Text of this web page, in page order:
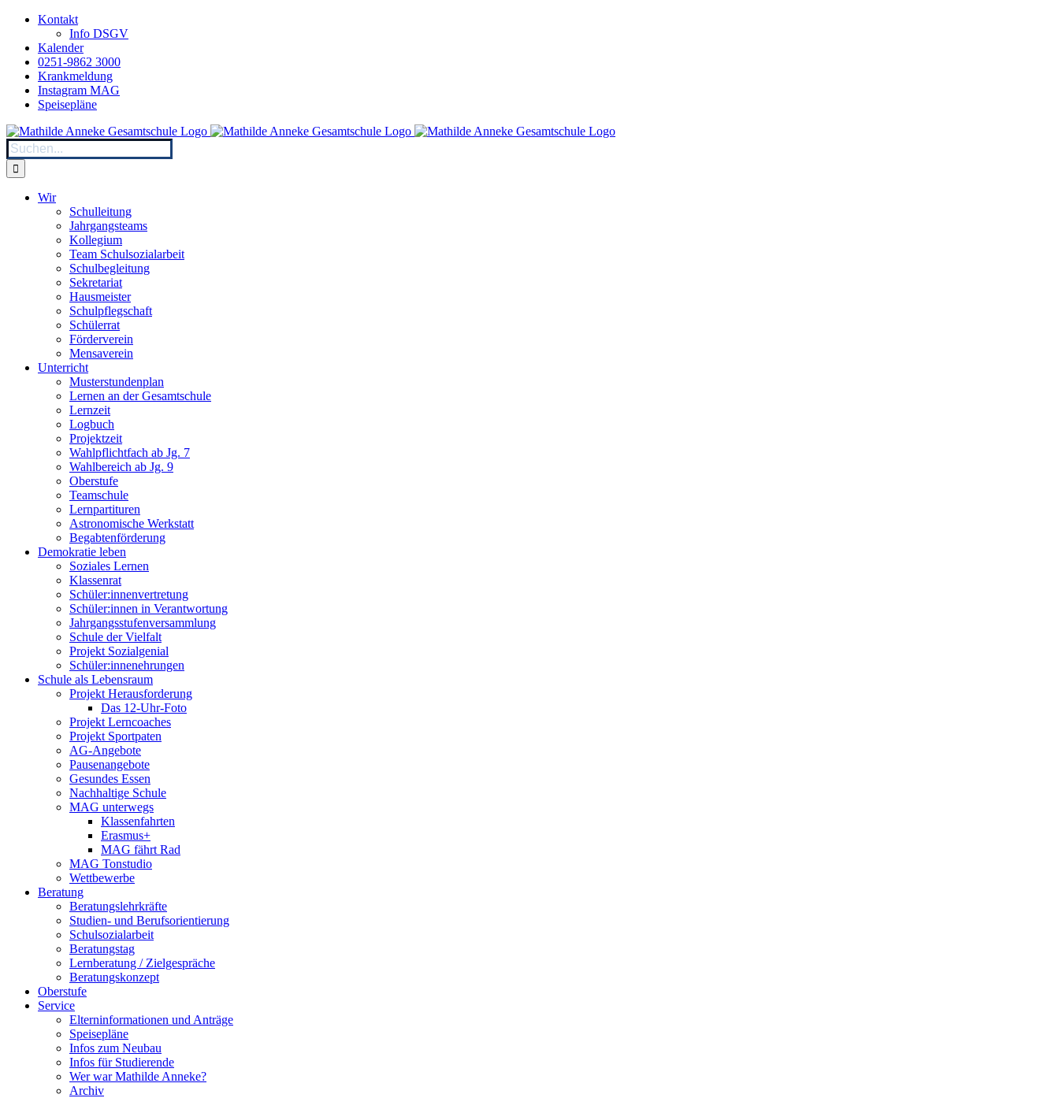
Zum
springen
Kontakt
Info DSGV
Kalender
0251-9862 3000
Krankmeldung
Instagram MAG
Speisepläne
Suche
nach:
Wir
Schulleitung
Jahrgangsteams
Kollegium
Team Schulsozialarbeit
Schulbegleitung
Sekretariat
Hausmeister
Schulpflegschaft
Schülerrat
Förderverein
Mensaverein
Unterricht
Musterstundenplan
Lernen an der Gesamtschule
Lernzeit
Logbuch
Projektzeit
Wahlpflichtfach ab Jg. 7
Wahlbereich ab Jg. 9
Oberstufe
Teamschule
Lernpartituren
Astronomische Werkstatt
Begabtenförderung
Demokratie leben
Soziales Lernen
Klassenrat
Schüler:innenvertretung
Schüler:innen in Verantwortung
Jahrgangsstufenversammlung
Schule der Vielfalt
Projekt Sozialgenial
Schüler:innenehrungen
Schule als Lebensraum
Projekt Herausforderung
Das 12-Uhr-Foto
Projekt Lerncoaches
Projekt Sportpaten
AG-Angebote
Pausenangebote
Gesundes Essen
Nachhaltige Schule
MAG unterwegs
Klassenfahrten
Erasmus+
MAG fährt Rad
MAG Tonstudio
Wettbewerbe
Beratung
Beratungslehrkräfte
Studien- und Berufsorientierung
Schulsozialarbeit
Beratungstag
Lernberatung / Zielgespräche
Beratungskonzept
Oberstufe
Service
Elterninformationen und Anträge
Speisepläne
Infos zum Neubau
Infos für Studierende
Wer war Mathilde Anneke?
Archiv